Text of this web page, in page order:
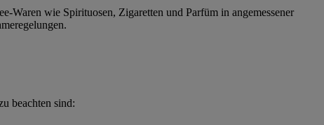
Waren wie Spirituosen, Zigaretten und Parfüm in angemessener
beachten sind: